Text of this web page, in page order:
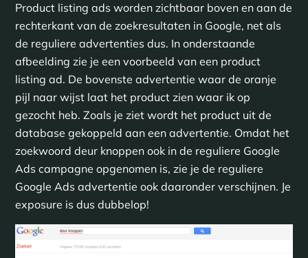
Product listing ads worden zichtbaar boven en aan de
rechterkant van de zoekresultaten in Google, net als
de reguliere advertenties dus. In onderstaande
afbeelding zie je een voorbeeld van een product
listing ad. De bovenste advertentie waar de oranje
pijl naar wijst laat het product zien waar ik op
gezocht heb. Zoals je ziet wordt het product uit de
database gekoppeld aan een advertentie. Omdat het
zoekwoord deur knoppen ook in de reguliere Google
Ads campagne opgenomen is, zie je de reguliere
Google Ads advertentie ook daaronder verschijnen. Je
exposure is dus dubbelop!